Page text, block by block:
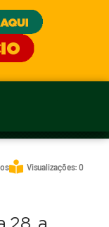
Visualizações: 0